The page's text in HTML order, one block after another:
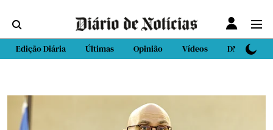
Edição Diária Últimas Opinião Vídeos DN Sport